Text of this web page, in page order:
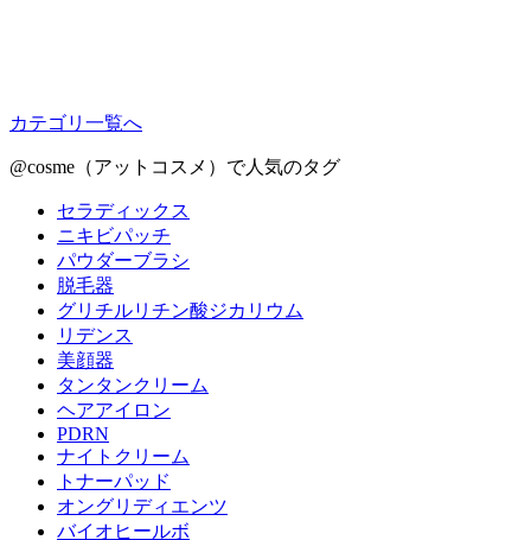
カテゴリ一覧へ
@cosme（アットコスメ）で人気のタグ
セラディックス
ニキビパッチ
パウダーブラシ
脱毛器
グリチルリチン酸ジカリウム
リデンス
美顔器
タンタンクリーム
ヘアアイロン
PDRN
ナイトクリーム
トナーパッド
オングリディエンツ
バイオヒールボ